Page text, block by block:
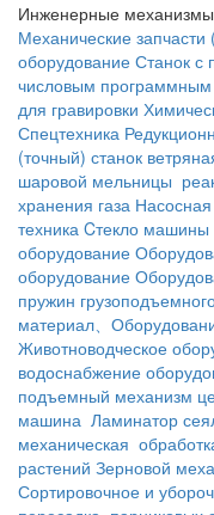
Инженерные механизмы
Механические
оборудование Станок с
числовым
для гравировки
Спецтехника
(точный) станок
шаровой мельницы
хранения газа Насосная
техника Cтекло машины
оборудование
оборудование
пружин
материал、
Животноводческое
водоснабжение
подъемный механизм
машина Ламинатор
механическая
растений Зерновой
Сортировочное и